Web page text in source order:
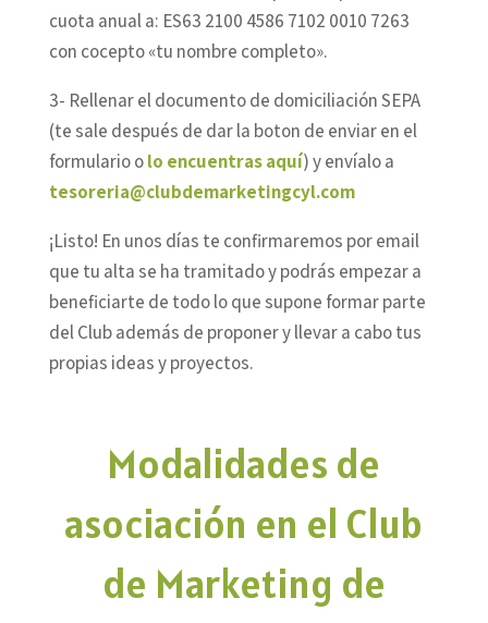
cuota anual a: ES63 2100 4586 7102 0010 7263
con cocepto «tu nombre completo».
3- Rellenar el documento de domiciliación SEPA
(te sale después de dar la boton de enviar en el
formulario olo encuentras aquí) y envíalo a
tesoreria@clubdemarketingcyl.com
¡Listo! En unos días te confirmaremos por email
que tu alta se ha tramitado y podrás empezar a
beneficiarte de todo lo que supone formar parte
del Club además de proponer y llevar a cabo tus
propias ideas y proyectos.
Modalidades de
asociación en el Club
de Marketing de